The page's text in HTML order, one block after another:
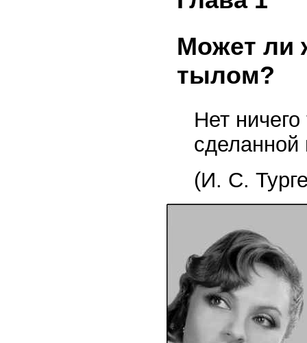
Может ли
тылом?
Нет ничего
сделанной
(И. С.